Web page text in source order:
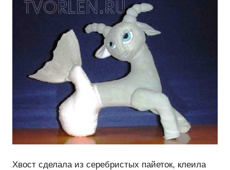
Хвост сделала из серебристых пайеток, клеила